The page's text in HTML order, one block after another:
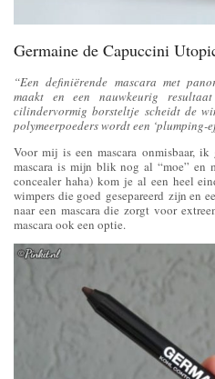
Germaine de Capuccini
“Een definiërende mascara met
maakt en een nauwkeurig
cilindervormig borsteltje scheidt de
polymeerpoeders wordt een ‘plumping-
Voor mij is een mascara onmisbaar,
mascara is mijn blik nog al “moe” en
concealer haha) kom je al een heel
wimpers die goed gesepareerd zijn en
naar een mascara die zorgt voor
mascara ook een optie.